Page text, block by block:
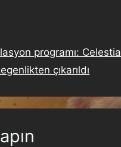
programı: Celestia
çıkarıldı